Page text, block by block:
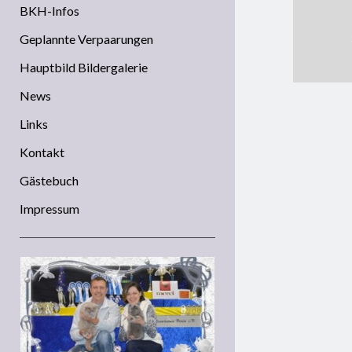
BKH-Infos
Geplannte Verpaarungen
Hauptbild Bildergalerie
News
Links
Kontakt
Gästebuch
Impressum
Sidebar